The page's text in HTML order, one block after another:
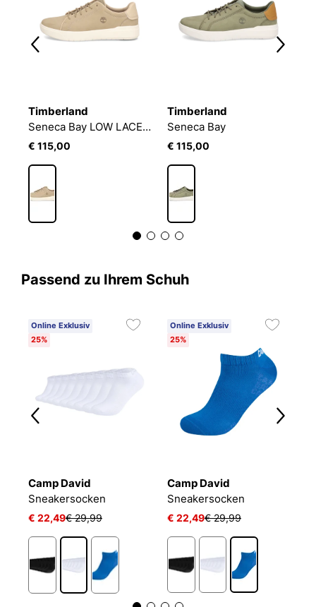
Timberland
Seneca Bay LOW LACE UP SNEAKER
€ 115,00
Timberland
Seneca Bay
€ 115,00
Passend zu Ihrem Schuh
Online Exklusiv
25%
Camp David
Sneakersocken
€ 22,49€ 29,99
Online Exklusiv
25%
Camp David
Sneakersocken
€ 22,49€ 29,99